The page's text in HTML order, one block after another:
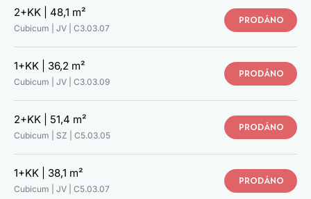
C4.03.02
C4.03.03
C5.03.01
C5.03.02
C5.03.03
C5.03.04
C5.03.05
C6.03.01
C6.03.02
2+KK | 48,1 m²
Cubicum | JV | C3.03.07
PRODÁNO
1+KK | 36,2 m²
Cubicum | JV | C3.03.09
PRODÁNO
2+KK | 51,4 m²
Cubicum | SZ | C5.03.05
PRODÁNO
1+KK | 38,1 m²
Cubicum | JV | C5.03.07
PRODÁNO